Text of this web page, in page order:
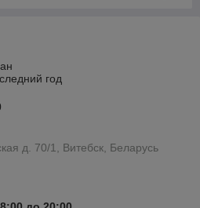
год
д. 70/1, Витебск, Беларусь